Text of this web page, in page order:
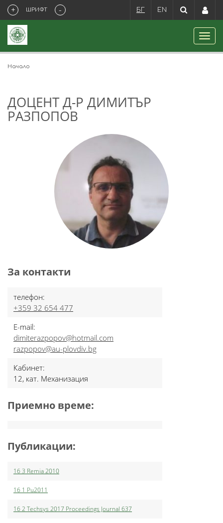
+ ШРИФТ - БГ EN
Начало
ДОЦЕНТ Д-Р ДИМИТЪР
РАЗПОПОВ
За контакти
телефон:
+359 32 654 477
E-mail:
dimiterazpopov@hotmail.com
razpopov@au-plovdiv.bg
Кабинет:
12, кат. Механизация
Приемно време:
Публикации:
16 3 Remia 2010
16 1 Pu2011
16 2 Techsys 2017 Proceedings Journal 637